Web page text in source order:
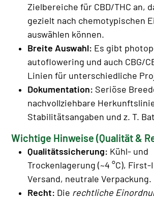
Zielbereiche für CBD/THC an,
gezielt nach chemotypischen
auswählen können.
Breite Auswahl: Es gibt
autoflowering und auch CBG/
Linien für unterschiedliche
Dokumentation: Seriöse
nachvollziehbare
Stabilitätsangaben und z. T.
Wichtige Hinweise (Qualität &
Qualitätssicherung: Kühl- und
Trockenlagerung (~4 °C),
Versand, neutrale Verpackung.
Recht: Die rechtliche